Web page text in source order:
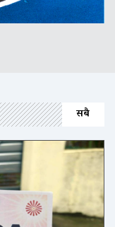
सबै